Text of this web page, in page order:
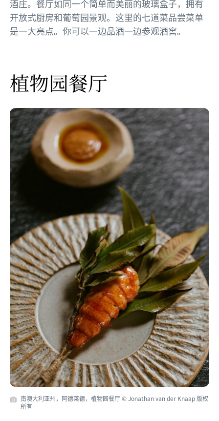
酒庄。餐厅如同一个简单而美丽的玻璃盒子，拥有
开放式厨房和葡萄园景观。这里的七道菜品尝菜单
是一大亮点。你可以一边品酒一边参观酒窖。
植物园餐厅
南澳大利亚州，阿德莱德，植物园餐厅 © Jonathan van der Knaap 版权
所有